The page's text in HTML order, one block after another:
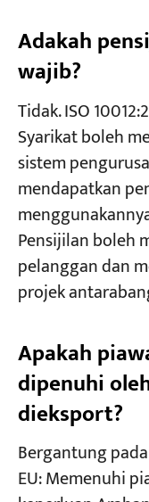
Adakah
wajib?
Tidak. ISO
Syarikat boleh
sistem
mendapatkan
Pensijilan boleh
pelanggan dan
projek
Apakah
dipenuhi
dieksport?
Bergantung
EU: Memenuhi